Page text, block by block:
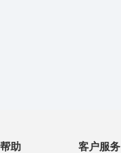
帮助 客户服务